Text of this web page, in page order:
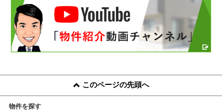
このページの先頭へ
物件を探す